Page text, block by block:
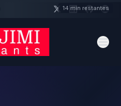
14 min restantes